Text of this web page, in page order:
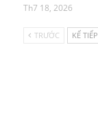
Th7 18, 2026
TRƯỚC KẾ TIẾP